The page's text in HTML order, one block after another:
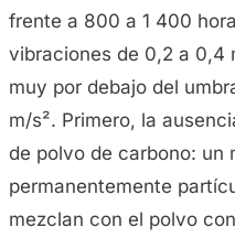
frente a 800 a 1 400
vibraciones de 0,2 a 0,4
muy por debajo del
m/s². Primero, la
de polvo de carbono: un
permanentemente
mezclan con el polvo